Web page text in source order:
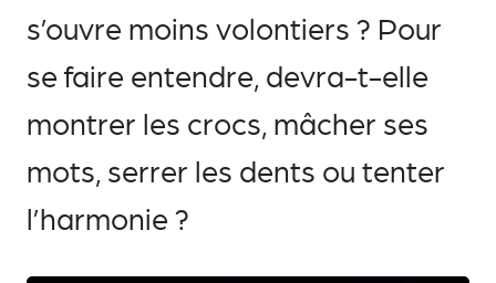
s’ouvre moins volontiers ? Pour
se faire entendre, devra-t-elle
montrer les crocs, mâcher ses
mots, serrer les dents ou tenter
l’harmonie ?